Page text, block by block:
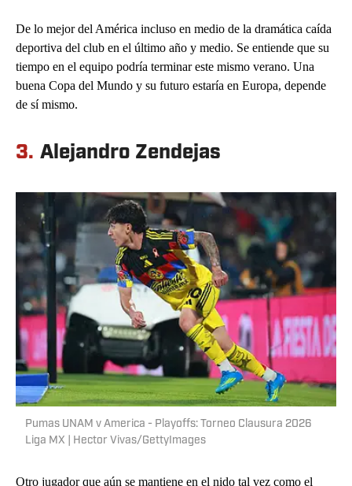
De lo mejor del América incluso en medio de la dramática caída
deportiva del club en el último año y medio. Se entiende que su
tiempo en el equipo podría terminar este mismo verano. Una
buena Copa del Mundo y su futuro estaría en Europa, depende
de sí mismo.
3. Alejandro Zendejas
Pumas UNAM v America - Playoffs: Torneo Clausura 2026
Liga MX | Hector Vivas/GettyImages
Otro jugador que aún se mantiene en el nido tal vez como el